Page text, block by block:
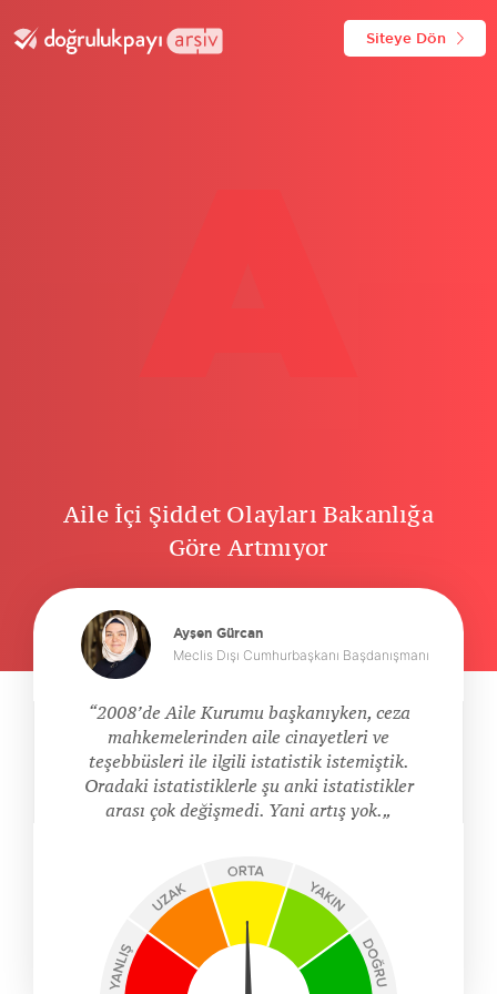
Siteye Dön
Aile İçi Şiddet Olayları Bakanlığa
Göre Artmıyor
Ayşen Gürcan
Meclis Dışı Cumhurbaşkanı Başdanışmanı
2008’de Aile Kurumu başkanıyken, ceza
mahkemelerinden aile cinayetleri ve
teşebbüsleri ile ilgili istatistik istemiştik.
Oradaki istatistiklerle şu anki istatistikler
arası çok değişmedi. Yani artış yok.